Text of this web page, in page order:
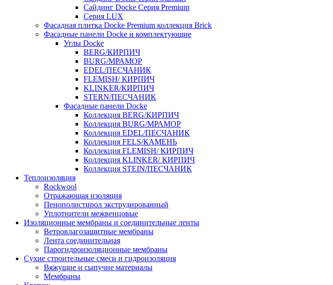
Сайдинг Docke Серия Premium
Серия LUX
Фасадная плитка Docke Premium коллекция Brick
Фасадные панели Docke и комплектующие
Углы Docke
BERG/КИРПИЧ
BURG/МРАМОР
EDEL/ПЕСЧАНИК
FLEMISH/ КИРПИЧ
KLINKER/КИРПИЧ
STERN/ПЕСЧАНИК
Фасадные панели Docke
Коллекция BERG/КИРПИЧ
Коллекция BURG/МРАМОР
Коллекция EDEL/ПЕСЧАНИК
Коллекция FELS/КАМЕНЬ
Коллекция FLEMISH/ КИРПИЧ
Коллекция KLINKER/ КИРПИЧ
Коллекция STEIN/ПЕСЧАНИК
Теплоизоляция
Rockwool
Отражающая изоляция
Пенополистирол экструдированный
Уплотнители межвенцовые
Изоляционные мембраны и соединительные ленты
Ветровлагозащитные мембраны
Лента соединительная
Парогидроизоляционные мембраны
Сухие строительные смеси и гидроизоляция
Вяжущие и сыпучие материалы
Мембраны